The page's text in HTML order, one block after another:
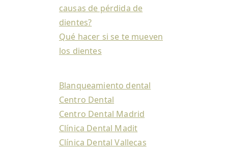
causas de pérdida de
dientes?
Qué hacer si se te mueven
los dientes
Blanqueamiento dental
Centro Dental
Centro Dental Madrid
Clínica Dental Madit
Clínica Dental Vallecas